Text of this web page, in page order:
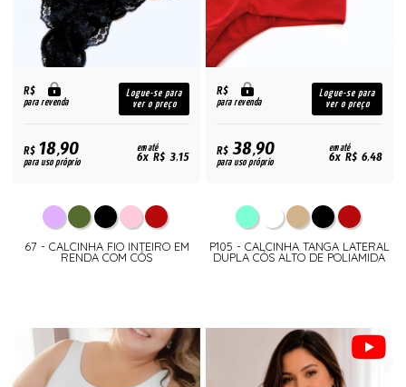
R$
para revenda
Logue-se para
ver o preço
R$18,90
para uso próprio
em até
6x R$ 3,15
67 - CALCINHA FIO INTEIRO EM
RENDA COM CÓS
R$
para revenda
Logue-se para
ver o preço
R$38,90
para uso próprio
em até
6x R$ 6,48
P105 - CALCINHA TANGA LATERAL
DUPLA CÓS ALTO DE POLIAMIDA